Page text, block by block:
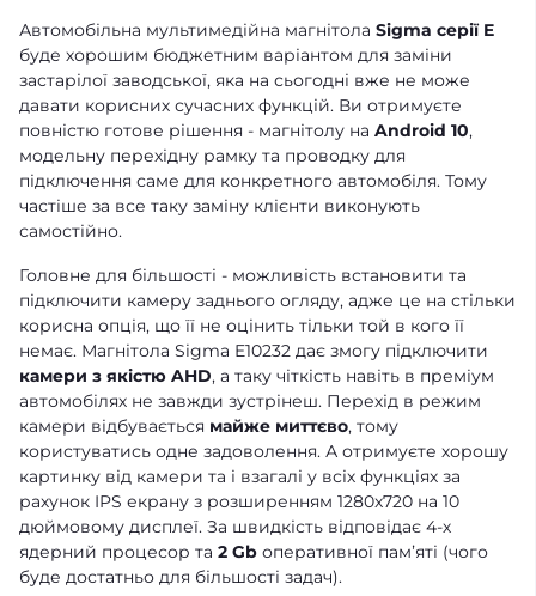
Автомобільна мультимедійна магнітола Sigma серії E
буде хорошим бюджетним варіантом для заміни
застарілої заводської, яка на сьогодні вже не може
давати корисних сучасних функцій. Ви отримуєте
повністю готове рішення - магнітолу на Android 10,
модельну перехідну рамку та проводку для
підключення саме для конкретного автомобіля. Тому
частіше за все таку заміну клієнти виконують
самостійно.
Головне для більшості - можливість встановити та
підключити камеру заднього огляду, адже це на стільки
корисна опція, що її не оцінить тільки той в кого її
немає. Магнітола Sigma E10232 дає змогу підключити
камери з якістю AHD, а таку чіткість навіть в преміум
автомобілях не завжди зустрінеш. Перехід в режим
камери відбувається майже миттєво, тому
користуватись одне задоволення. А отримуєте хорошу
картинку від камери та і взагалі у всіх функціях за
рахунок IPS екрану з розширенням 1280x720 на 10
дюймовому дисплеї. За швидкість відповідає 4-х
ядерний процесор та 2 Gb оперативної памʼяті (чого
буде достатньо для більшості задач).